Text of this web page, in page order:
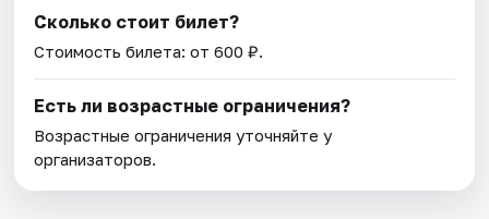
Сколько стоит билет?
Стоимость билета: от 600 ₽.
Есть ли возрастные ограничения?
Возрастные ограничения уточняйте у
организаторов.